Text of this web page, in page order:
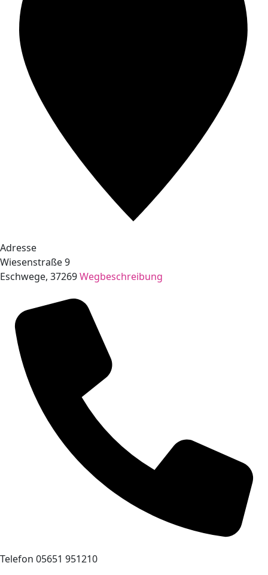
Adresse
Wiesenstraße 9
Eschwege, 37269Wegbeschreibung
Telefon 05651 951210